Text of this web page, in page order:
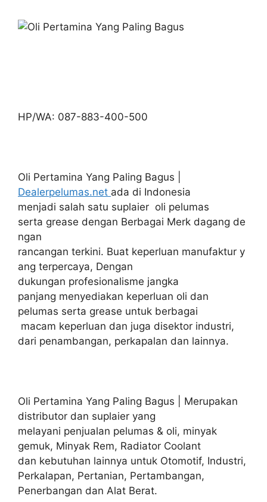
HP/WA: 087-883-400-500
Oli Pertamina Yang Paling Bagus |
Dealerpelumas.net ada di Indonesia
menjadi salah satu suplaier oli pelumas
serta grease dengan Berbagai Merk dagang de
ngan
rancangan terkini. Buat keperluan manufaktur y
ang terpercaya, Dengan
dukungan profesionalisme jangka
panjang menyediakan keperluan oli dan
pelumas serta grease untuk berbagai
macam keperluan dan juga disektor industri,
dari penambangan, perkapalan dan lainnya.
Oli Pertamina Yang Paling Bagus | Merupakan
distributor dan suplaier yang
melayani penjualan pelumas & oli, minyak
gemuk, Minyak Rem, Radiator Coolant
dan kebutuhan lainnya untuk Otomotif, Industri,
Perkalapan, Pertanian, Pertambangan,
Penerbangan dan Alat Berat.